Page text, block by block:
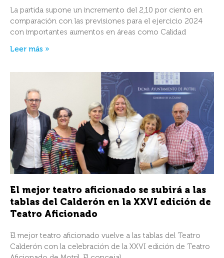
La partida supone un incremento del 2,10 por ciento en
comparación con las previsiones para el ejercicio 2024
con importantes aumentos en áreas como Calidad
Leer más »
El mejor teatro aficionado se subirá a las
tablas del Calderón en la XXVI edición de
Teatro Aficionado
El mejor teatro aficionado vuelve a las tablas del Teatro
Calderón con la celebración de la XXVI edición de Teatro